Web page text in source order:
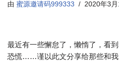
由 蜜源邀请码999333 2020年3月
最近有一些懈怠了，懒惰了，看
恐慌……谨以此文分享给那些和我